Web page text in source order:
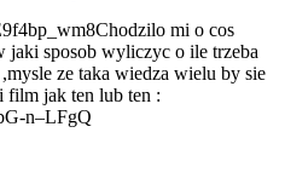
mi o cos
sposob wyliczyc o ile trzeba
ze taka wiedza wielu by sie
film jak ten lub ten :
n–LFgQ